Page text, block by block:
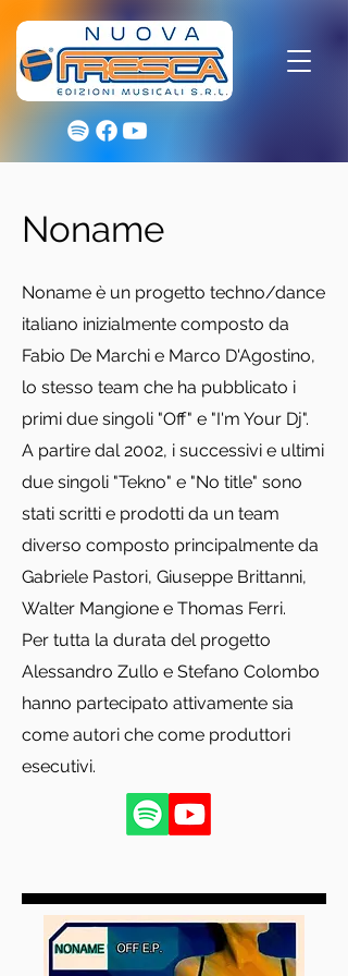
Noname
Noname è un progetto techno/dance
italiano inizialmente composto da
Fabio De Marchi e Marco D'Agostino,
lo stesso team che ha pubblicato i
primi due singoli "Off" e "I'm Your Dj".
A partire dal 2002, i successivi e ultimi
due singoli "Tekno" e "No title" sono
stati scritti e prodotti da un team
diverso composto principalmente da
Gabriele Pastori, Giuseppe Brittanni,
Walter Mangione e Thomas Ferri.
Per tutta la durata del progetto
Alessandro Zullo e Stefano Colombo
hanno partecipato attivamente sia
come autori che come produttori
esecutivi.